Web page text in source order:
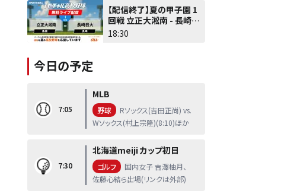
【配信終了】夏の甲子園 1
回戦 立正大淞南 - 長崎日
大
18:30
今日の予定
7:05
MLB
野球
Rソックス(吉田正尚) vs.
Wソックス(村上宗隆)(8:10)ほか
7:30
北海道meiji カップ初日
ゴルフ
国内女子 吉澤柚月、
佐藤心結ら出場(リンクは外部)